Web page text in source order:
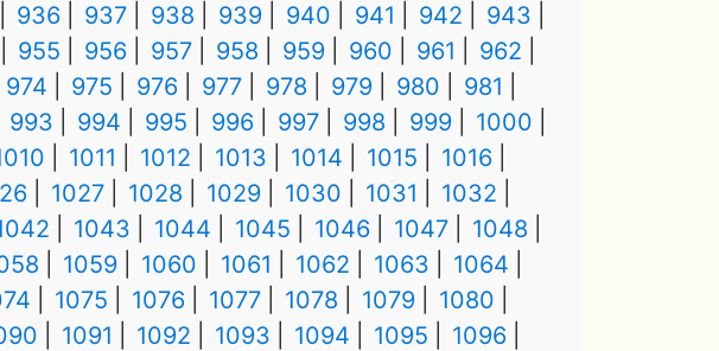
936 937 938 939 940 941 942
943
955 956 957 958 959 960 961
962
974 975 976 977 978 979 980
981
993 994 995 996 997 998 999
1000
1011 1012 1013 1014 1015
1016
1027 1028 1029 1030 1031
1032
1043 1044 1045 1046 1047
1048
1059 1060 1061 1062 1063
1064
1075 1076 1077 1078 1079
1080
1091 1092 1093 1094 1095
1096